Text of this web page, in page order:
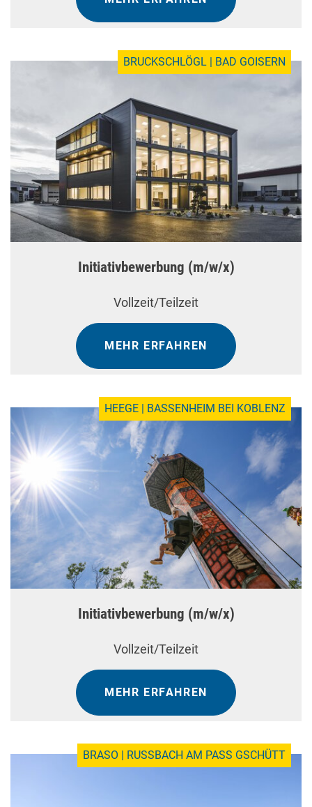
BRUCKSCHLÖGL | BAD GOISERN
Initiativbewerbung (m/w/x)
Vollzeit/Teilzeit
MEHR ERFAHREN
HEEGE | BASSENHEIM BEI KOBLENZ
Initiativbewerbung (m/w/x)
Vollzeit/Teilzeit
MEHR ERFAHREN
BRASO | RUSSBACH AM PASS GSCHÜTT